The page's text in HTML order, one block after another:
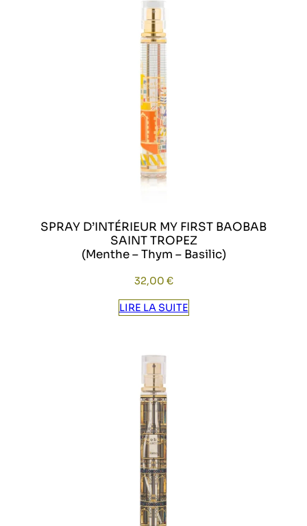
SPRAY D’INTÉRIEUR MY FIRST BAOBAB
SAINT TROPEZ
(Menthe – Thym – Basilic)
32,00 €
LIRE LA SUITE